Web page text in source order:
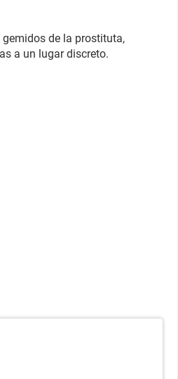
de la prostituta,
a un lugar discreto.